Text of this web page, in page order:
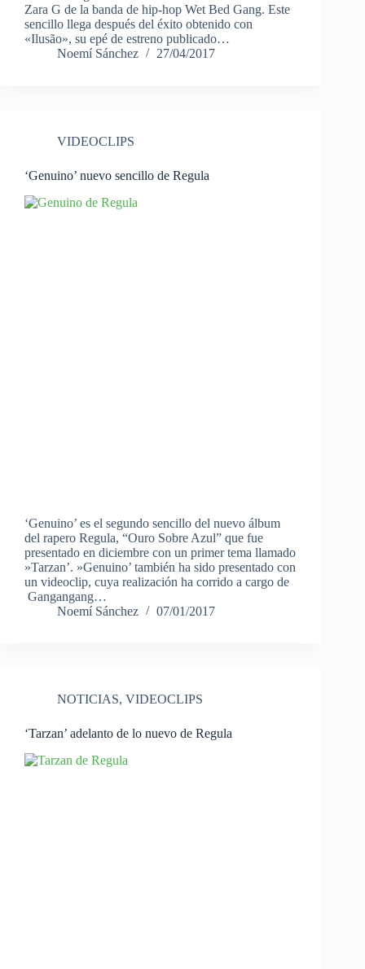
Zara G de la banda de hip-hop Wet Bed Gang. Este
sencillo llega después del éxito obtenido con
«Ilusão», su epé de estreno publicado…
Noemí Sánchez
27/04/2017
VIDEOCLIPS
‘Genuino’ nuevo sencillo de Regula
‘Genuino’ es el segundo sencillo del nuevo álbum
del rapero Regula, “Ouro Sobre Azul” que fue
presentado en diciembre con un primer tema llamado
»Tarzan’. »Genuino’ también ha sido presentado con
un videoclip, cuya realización ha corrido a cargo de
Gangangang…
Noemí Sánchez
07/01/2017
NOTICIAS, VIDEOCLIPS
‘Tarzan’ adelanto de lo nuevo de Regula